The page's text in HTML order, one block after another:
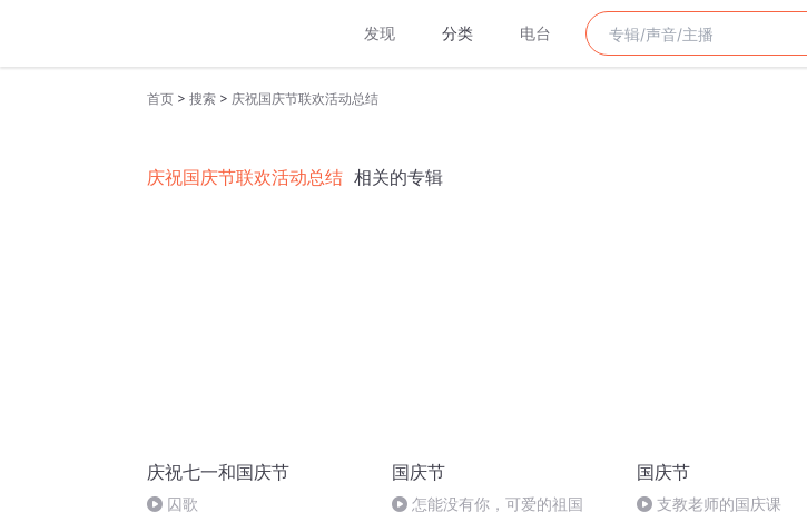
发现 分类 电台
首页 > 搜索 > 庆祝国庆节联欢活动总结
庆祝国庆节联欢活动总结 相关的专辑
庆祝七一和国庆节
囚歌
国庆节
怎能没有你，可爱的祖国
国庆节
支教老师的国庆课